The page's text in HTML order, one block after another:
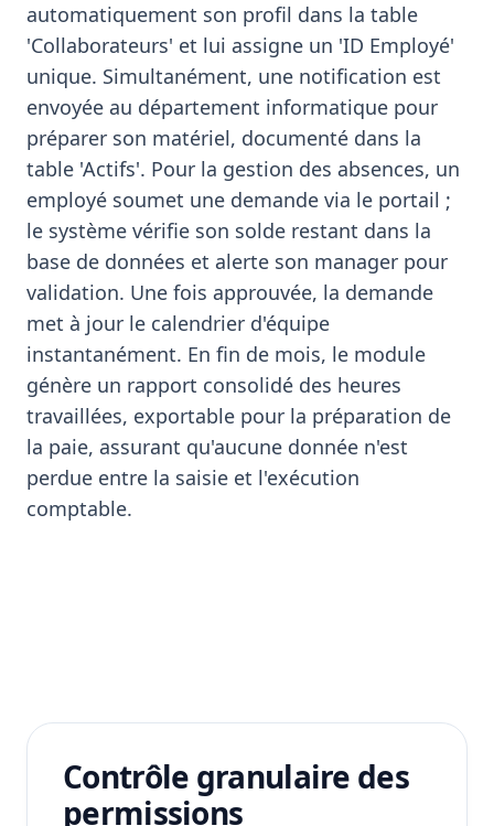
automatiquement son profil dans la table
'Collaborateurs' et lui assigne un 'ID Employé'
unique. Simultanément, une notification est
envoyée au département informatique pour
préparer son matériel, documenté dans la
table 'Actifs'. Pour la gestion des absences, un
employé soumet une demande via le portail ;
le système vérifie son solde restant dans la
base de données et alerte son manager pour
validation. Une fois approuvée, la demande
met à jour le calendrier d'équipe
instantanément. En fin de mois, le module
génère un rapport consolidé des heures
travaillées, exportable pour la préparation de
la paie, assurant qu'aucune donnée n'est
perdue entre la saisie et l'exécution
comptable.
Contrôle granulaire des
permissions